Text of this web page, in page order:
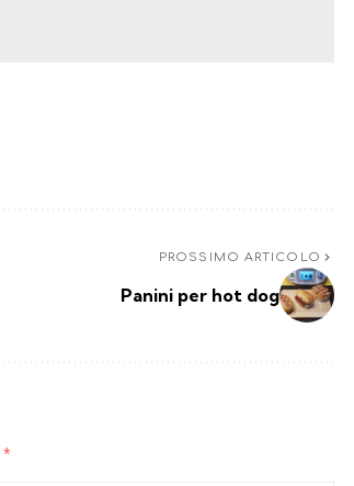
PROSSIMO ARTICOLO
Panini per hot dog
*